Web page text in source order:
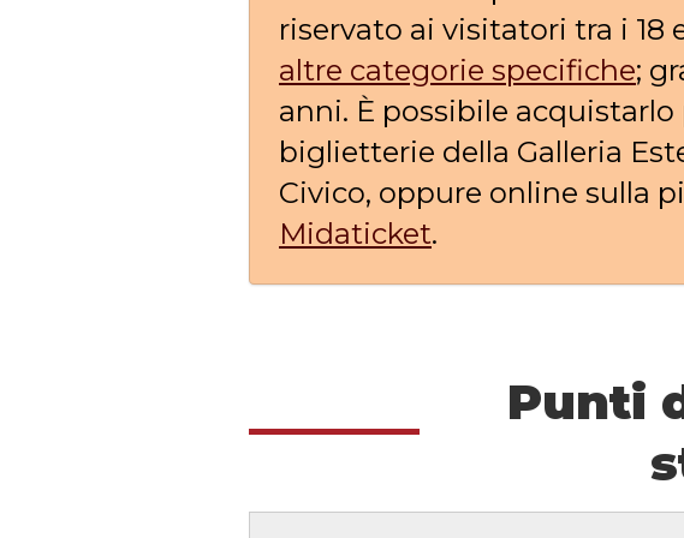
riservato ai visitatori tra i 18
altre categorie specifiche;
anni. È possibile acquistarlo
biglietterie della Galleria
Civico, oppure online sulla
Midaticket.
Punti